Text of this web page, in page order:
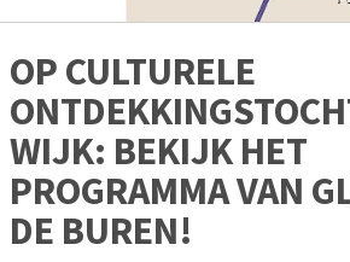
OP CULTURELE
WIJK: BEKIJK HET
PROGRAMMA VAN
DE BUREN!